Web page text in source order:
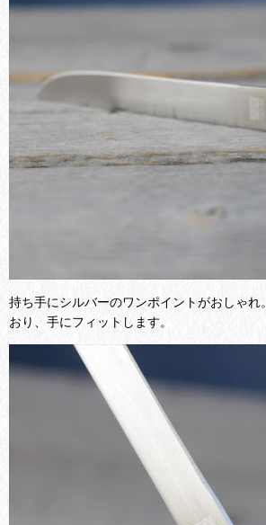
持ち手にシルバーのワンポイントがおしゃれ
おり、手にフィットします。